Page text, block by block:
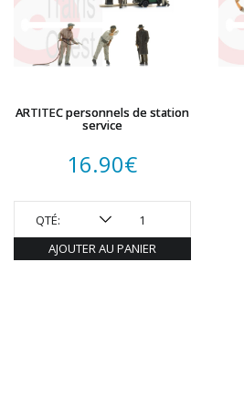
ARTITEC personnels de station
service
16.90€
QTÉ:
AJOUTER AU PANIER